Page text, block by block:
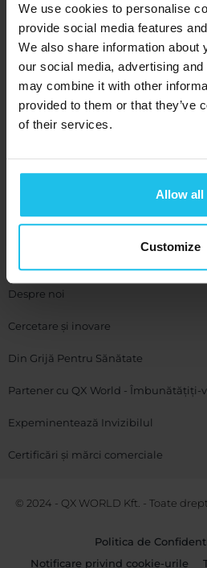
We use cookies to personalise
provide social media features
We also share information about
our social media, advertising
may combine it with other
provided to them or that they’ve
of their services.
Allow all
Customize
APLICAȚIA QXSUBSPACE APP
Centrul Media
Academia
Evenimente QX
Compania
Despre noi
Cercetare și inovare
Din Grijă Pentru Sănătate
Partener cu QX World - Îmbunătățiți-
Expeminentează Invizibilul
Certificări și mărci comerciale
© 2024 - QX WORLD Kft. - Toate
Politica de
Notificare privind cookie-urile